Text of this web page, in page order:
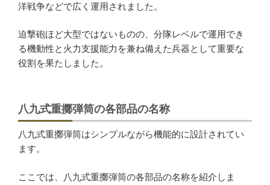
洋戦争などで広く運用されました。
迫撃砲ほど大型ではないものの、分隊レベルで運用でき
る機動性と火力支援能力を兼ね備えた兵器として重要な
役割を果たしました。
八九式重擲弾筒の各部品の名称
八九式重擲弾筒はシンプルながら機能的に設計されてい
ます。
ここでは、八九式重擲弾筒の各部品の名称を紹介しま